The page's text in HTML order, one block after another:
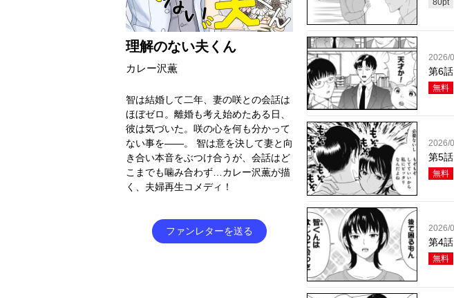
理解のない夫くん
カレー沢薫
智は結婚して二年、妻の咲との会話は
ほぼゼロ。離婚も考え始めたある日、
彼は気づいた。咲の心を何も分かって
ない事を――。 智は意を決して妻と向
き合い本音をぶつけ合うが、会話はど
こまでも噛み合わず…カレー沢薫が描
く、夫婦再生コメディ！
ファンレターを送る
80pt
2026/
第6
無料
2026/
第5
無料
2026/
第4
無料